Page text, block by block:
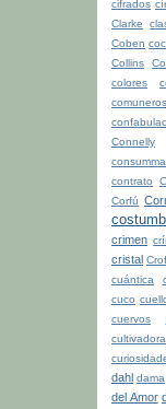
cifrados
Clarke
Coben
Collins
colores
comuneros
Connelly
contrato
Corfú
crimen
cristal
cuántica
cuco
cuervos
cultivadora
dahl dama
del Amor